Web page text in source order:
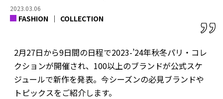
2023.03.06
FASHION COLLECTION
2月27日から9日間の日程で2023-’24年秋冬パリ・コレ
クションが開催され、100以上のブランドが公式スケ
ジュールで新作を発表。今シーズンの必見ブランドや
トピックスをご紹介します。